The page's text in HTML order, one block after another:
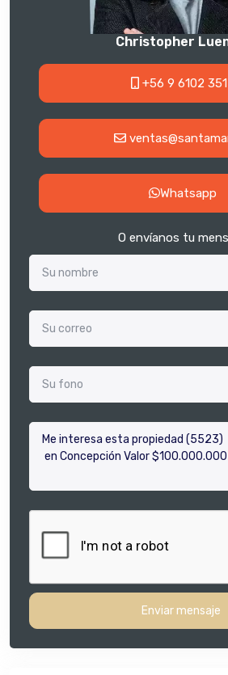
Christopher
+56 9 6102
Whatsapp
O envíanos tu
Enviar mensaje